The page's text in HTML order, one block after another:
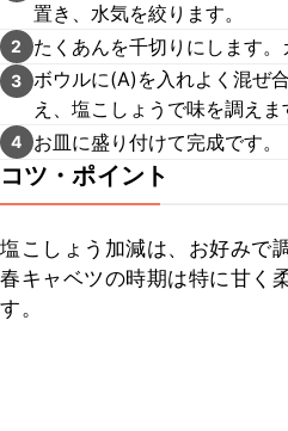
置き、水気を絞ります。
2 たくあんを千切りにします。
3 ボウルに(A)を入れよく混ぜ
え、塩こしょうで味を調えま
4 お皿に盛り付けて完成です。
コツ・ポイント
塩こしょう加減は、お好みで
春キャベツの時期は特に甘く
す。